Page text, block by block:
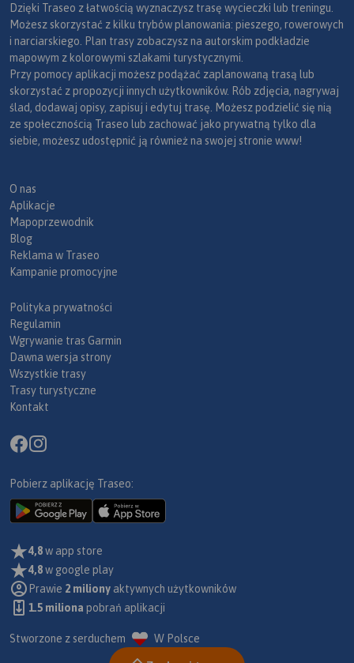
Dzięki Traseo z łatwością wyznaczysz trasę wycieczki lub treningu.
Możesz skorzystać z kilku trybów planowania: pieszego, rowerowych
i narciarskiego. Plan trasy zobaczysz na autorskim podkładzie
mapowym z kolorowymi szlakami turystycznymi.
Przy pomocy aplikacji możesz podążać zaplanowaną trasą lub
skorzystać z propozycji innych użytkowników. Rób zdjęcia, nagrywaj
ślad, dodawaj opisy, zapisuj i edytuj trasę. Możesz podzielić się nią
ze społecznością Traseo lub zachować jako prywatną tylko dla
siebie, możesz udostępnić ją również na swojej stronie www!
O nas
Aplikacje
Mapoprzewodnik
Blog
Reklama w Traseo
Kampanie promocyjne
Polityka prywatności
Regulamin
Wgrywanie tras Garmin
Dawna wersja strony
Wszystkie trasy
Trasy turystyczne
Kontakt
Pobierz aplikację Traseo:
4,8w app store
4,8w google play
Prawie 2 miliony aktywnych użytkowników
1.5 miliona pobrań aplikacji
Stworzone z serduchem W Polsce